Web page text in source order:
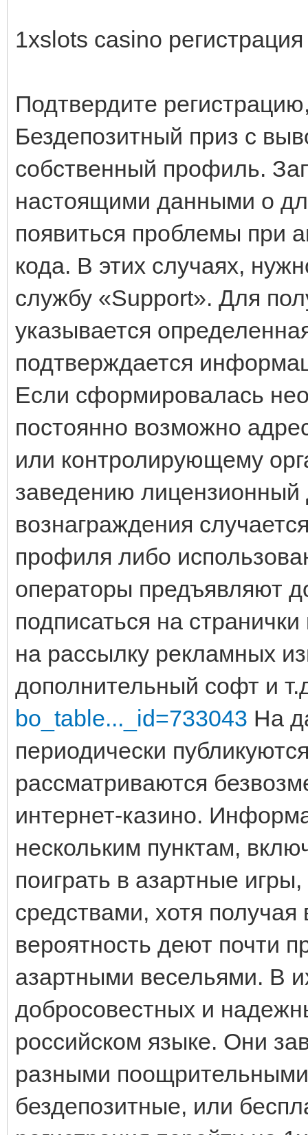
1xslots casino
Подтвердите
Бездепозитный приз с
собственный профиль.
настоящими данными о
появиться проблемы при
кода. В этих случаях,
службу «Support». Для
указывается
подтверждается
Если сформировалась
постоянно возможно
или контролирующему
заведению лицензионный
вознаграждения
профиля либо
операторы предъявляют
подписаться на
на рассылку рекламных
дополнительный софт и
bo_table..._id=733043 На
периодически
рассматриваются
интернет-казино.
нескольким пунктам,
поиграть в азартные
средствами, хотя
вероятность деют почти
азартными весельями. В
добросовестных и
российском языке. Они
разными
бездепозитные, или